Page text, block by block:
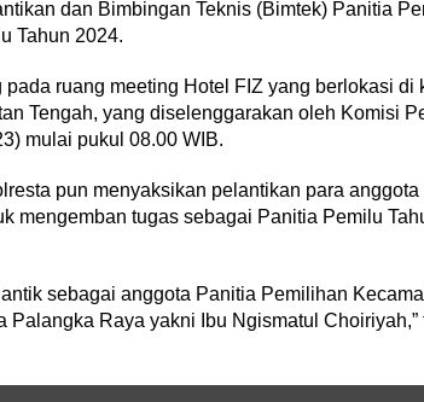
dan Bimbingan Teknis (Bimtek) Panitia
Tahun 2024.
ruang meeting Hotel FIZ yang berlokasi di
Tengah, yang diselenggarakan oleh Komisi
mulai pukul 08.00 WIB.
pun menyaksikan pelantikan para
mengemban tugas sebagai Panitia Pemilu
sebagai anggota Panitia Pemilihan
Palangka Raya yakni Ibu Ngismatul